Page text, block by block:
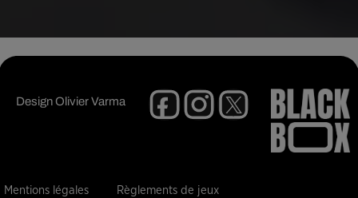
DesignOlivier Varma
Mentions légales Règlements de jeux